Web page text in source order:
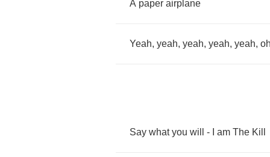
A paper airplane
Yeah, yeah, yeah, yeah, yeah,
Say what you will - am The Kill